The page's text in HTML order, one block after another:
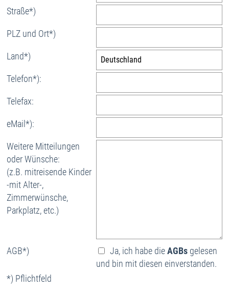
Straße*)
PLZ und Ort*)
Land*)
Telefon*):
Telefax:
eMail*):
Weitere Mitteilungen
oder Wünsche:
(z.B. mitreisende Kinder
-mit Alter-,
Zimmerwünsche,
Parkplatz, etc.)
AGB*) Ja, ich habe dieAGBs gelesen
und bin mit diesen einverstanden.
*) Pflichtfeld